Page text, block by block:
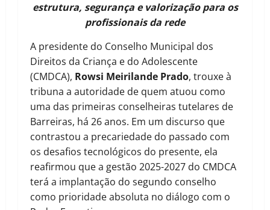
estrutura, segurança e valorização para os
profissionais da rede
A presidente do Conselho Municipal dos
Direitos da Criança e do Adolescente
(CMDCA), Rowsi Meirilande Prado, trouxe à
tribuna a autoridade de quem atuou como
uma das primeiras conselheiras tutelares de
Barreiras, há 26 anos. Em um discurso que
contrastou a precariedade do passado com
os desafios tecnológicos do presente, ela
reafirmou que a gestão 2025-2027 do CMDCA
terá a implantação do segundo conselho
como prioridade absoluta no diálogo com o